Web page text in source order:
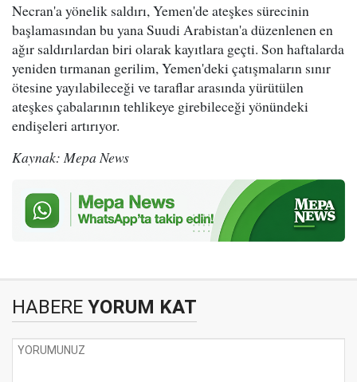
Necran'a yönelik saldırı, Yemen'de ateşkes sürecinin
başlamasından bu yana Suudi Arabistan'a düzenlenen en
ağır saldırılardan biri olarak kayıtlara geçti. Son haftalarda
yeniden tırmanan gerilim, Yemen'deki çatışmaların sınır
ötesine yayılabileceği ve taraflar arasında yürütülen
ateşkes çabalarının tehlikeye girebileceği yönündeki
endişeleri artırıyor.
Kaynak: Mepa News
HABERE YORUM KAT